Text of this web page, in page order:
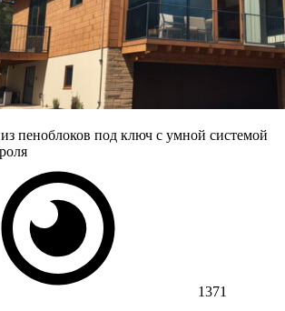
пеноблоков под ключ с умной системой
1371